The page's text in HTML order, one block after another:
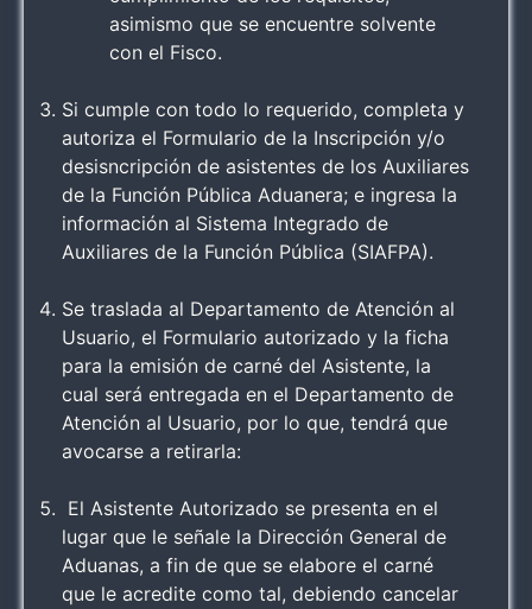
asimismo que se encuentre solvente
con el Fisco.
Si cumple con todo lo requerido, completa y
autoriza el Formulario de la Inscripción y/o
desisncripción de asistentes de los Auxiliares
de la Función Pública Aduanera; e ingresa la
información al Sistema Integrado de
Auxiliares de la Función Pública (SIAFPA).
Se traslada al Departamento de Atención al
Usuario, el Formulario autorizado y la ficha
para la emisión de carné del Asistente, la
cual será entregada en el Departamento de
Atención al Usuario, por lo que, tendrá que
avocarse a retirarla:
El Asistente Autorizado se presenta en el
lugar que le señale la Dirección General de
Aduanas, a fin de que se elabore el carné
que le acredite como tal, debiendo cancelar